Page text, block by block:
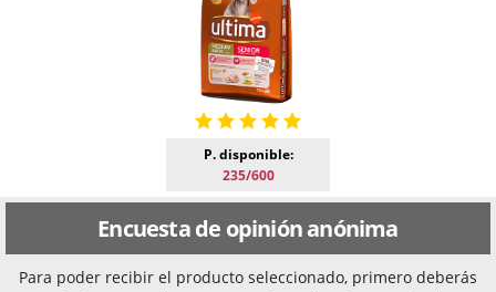
P. disponible:
235/600
Encuesta de opinión anónima
Para poder recibir el producto seleccionado, primero deberás